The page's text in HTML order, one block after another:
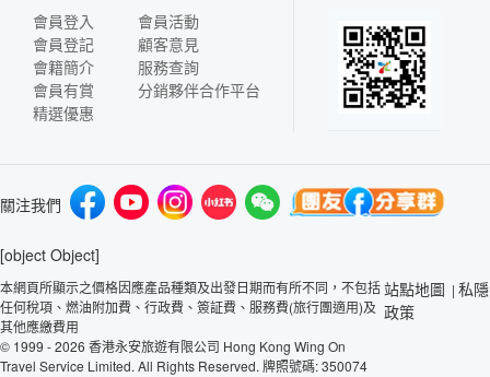
會員登入
會員登記
會籍簡介
會員有賞
精選優惠
會員活動
顧客意見
服務查詢
分銷夥伴合作平台
關注我們
[object Object]
本網頁所顯示之價格因應產品種類及出發日期而有所不同，不包括
任何稅項、燃油附加費、行政費、簽証費、服務費(旅行團適用)及
其他應繳費用
© 1999 - 2026 香港永安旅遊有限公司 Hong Kong Wing On
Travel Service Limited. All Rights Reserved. 牌照號碼: 350074
站點地圖 | 私隱
政策